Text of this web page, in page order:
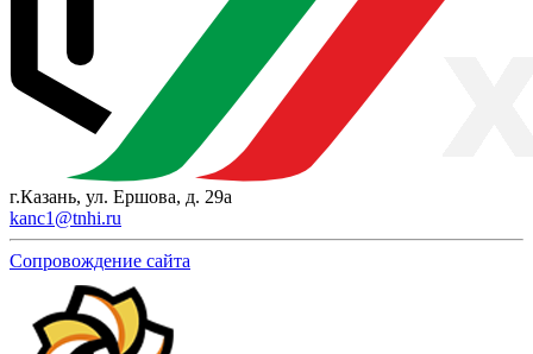
г.Казань, ул. Ершова, д. 29а
kanc1@tnhi.ru
Сопровождение сайта